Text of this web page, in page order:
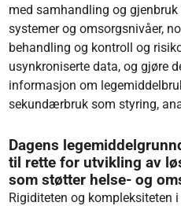
med samhandling og
systemer og omsorgsnivåer,
behandling og kontroll og
usynkroniserte data, og gjøre
informasjon om
sekundærbruk som styring,
Dagens
til rette for utvikling av
som støtter helse- og
Rigiditeten og kompleksiteten